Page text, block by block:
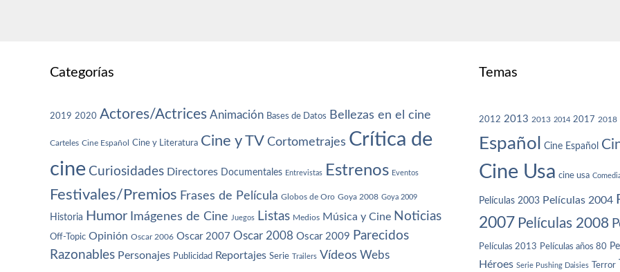
Categorías
2019 2020 Actores/Actrices Animación Bases de Datos Bellezas en el cine
Carteles Cine Español Cine y Literatura Cine y TV Cortometrajes Crítica de
cine Curiosidades Directores Documentales Entrevistas Estrenos Eventos
Festivales/Premios Frases de Película Globos de Oro Goya 2008 Goya 2009
Historia Humor Imágenes de Cine Juegos Listas Medios Música y Cine Noticias
Off-Topic Opinión Oscar 2006 Oscar 2007 Oscar 2008 Oscar 2009 Parecidos
Razonables Personajes Publicidad Reportajes Serie Trailers Vídeos Webs
Temas
2012 2013 2013 2014 2017 2018
Español Cine Español
Cine Usa cine usa
Películas 2003 Películas 2004
2007 Películas 2008
Películas 2013 Películas años 80
Héroes Serie Pushing Daisies Terror